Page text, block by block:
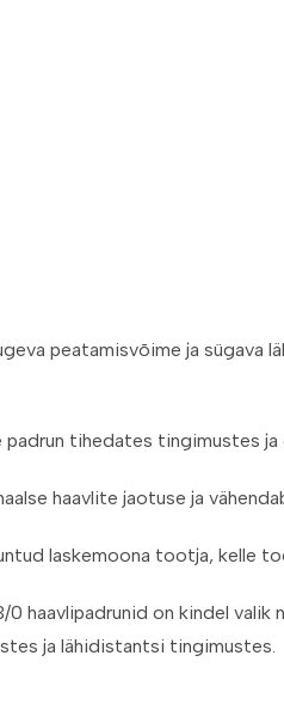
peatamisvõime ja sügava
padrun tihedates tingimustes
haavlite jaotuse ja
laskemoona tootja, kelle
0 haavlipadrunid on kindel
ja lähidistantsi tingimustes.